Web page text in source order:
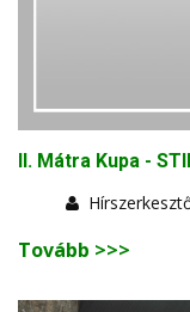
II. Mátra Kupa -
Tovább >>>